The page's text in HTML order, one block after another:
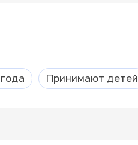
Принимают детей